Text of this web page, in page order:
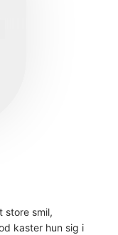
store smil,
kaster hun sig i